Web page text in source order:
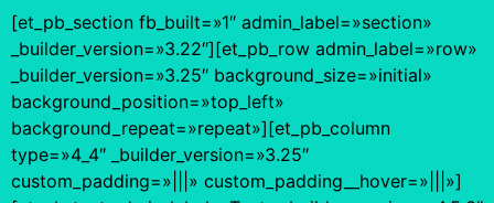
[et_pb_section fb_built=»1″ admin_label=»section»
_builder_version=»3.22″][et_pb_row admin_label=»row»
_builder_version=»3.25″ background_size=»initial»
background_position=»top_left»
background_repeat=»repeat»][et_pb_column
type=»4_4″ _builder_version=»3.25″
custom_padding=»|||» custom_padding__hover=»|||»]